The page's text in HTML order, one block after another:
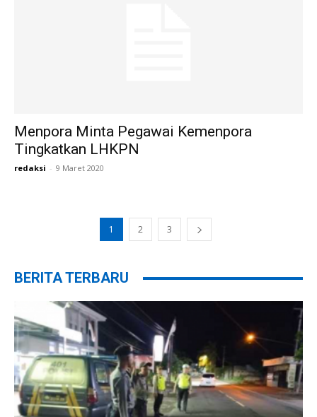
Menpora Minta Pegawai Kemenpora
Tingkatkan LHKPN
redaksi - 9 Maret 2020
1 2 3
BERITA TERBARU